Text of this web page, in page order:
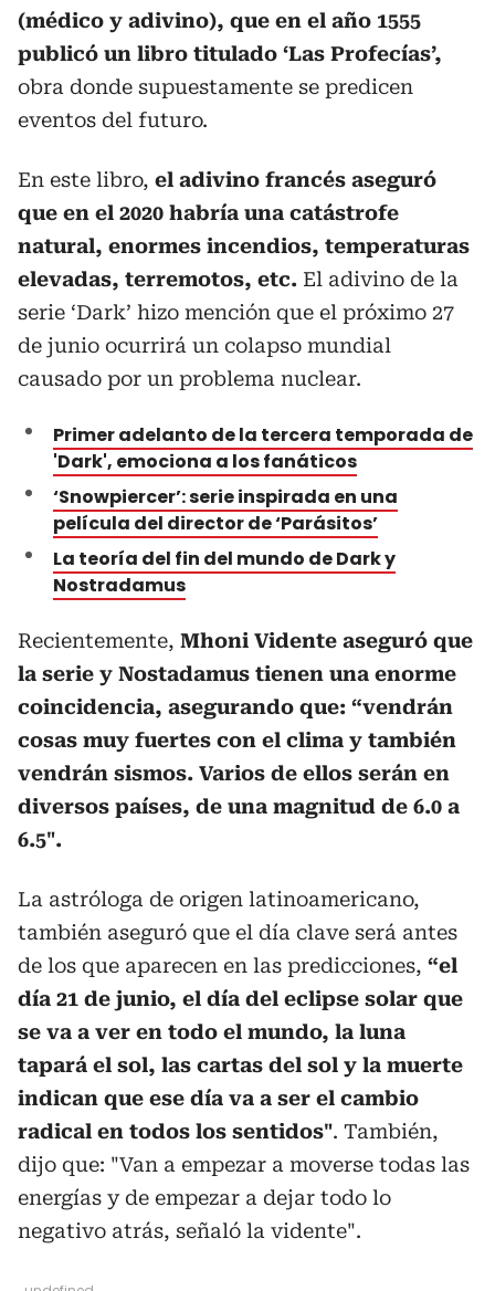
(médico y adivino), que en el año 1555
publicó un libro titulado ‘Las Profecías’,
obra donde supuestamente se predicen
eventos del futuro.
En este libro, el adivino francés aseguró
que en el 2020 habría una catástrofe
natural, enormes incendios, temperaturas
elevadas, terremotos, etc. El adivino de la
serie ‘Dark’ hizo mención que el próximo 27
de junio ocurrirá un colapso mundial
causado por un problema nuclear.
Primer adelanto de la tercera temporada de
'Dark', emociona a los fanáticos
‘Snowpiercer’: serie inspirada en una
película del director de ‘Parásitos’
La teoría del fin del mundo de Dark y
Nostradamus
Recientemente, Mhoni Vidente aseguró que
la serie y Nostadamus tienen una enorme
coincidencia, asegurando que: “vendrán
cosas muy fuertes con el clima y también
vendrán sismos. Varios de ellos serán en
diversos países, de una magnitud de 6.0 a
6.5".
La astróloga de origen latinoamericano,
también aseguró que el día clave será antes
de los que aparecen en las predicciones, “el
día 21 de junio, el día del eclipse solar que
se va a ver en todo el mundo, la luna
tapará el sol, las cartas del sol y la muerte
indican que ese día va a ser el cambio
radical en todos los sentidos". También,
dijo que: "Van a empezar a moverse todas las
energías y de empezar a dejar todo lo
negativo atrás, señaló la vidente".